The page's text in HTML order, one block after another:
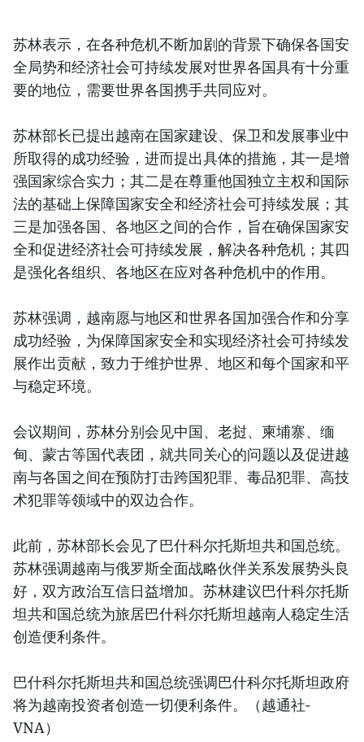
苏林表示，在各种危机不断加剧的背景下确保各国安
全局势和经济社会可持续发展对世界各国具有十分重
要的地位，需要世界各国携手共同应对。
苏林部长已提出越南在国家建设、保卫和发展事业中
所取得的成功经验，进而提出具体的措施，其一是增
强国家综合实力；其二是在尊重他国独立主权和国际
法的基础上保障国家安全和经济社会可持续发展；其
三是加强各国、各地区之间的合作，旨在确保国家安
全和促进经济社会可持续发展，解决各种危机；其四
是强化各组织、各地区在应对各种危机中的作用。
苏林强调，越南愿与地区和世界各国加强合作和分享
成功经验，为保障国家安全和实现经济社会可持续发
展作出贡献，致力于维护世界、地区和每个国家和平
与稳定环境。
会议期间，苏林分别会见中国、老挝、柬埔寨、缅
甸、蒙古等国代表团，就共同关心的问题以及促进越
南与各国之间在预防打击跨国犯罪、毒品犯罪、高技
术犯罪等领域中的双边合作。
此前，苏林部长会见了巴什科尔托斯坦共和国总统。
苏林强调越南与俄罗斯全面战略伙伴关系发展势头良
好，双方政治互信日益增加。苏林建议巴什科尔托斯
坦共和国总统为旅居巴什科尔托斯坦越南人稳定生活
创造便利条件。
巴什科尔托斯坦共和国总统强调巴什科尔托斯坦政府
将为越南投资者创造一切便利条件。（越通社-
VNA）